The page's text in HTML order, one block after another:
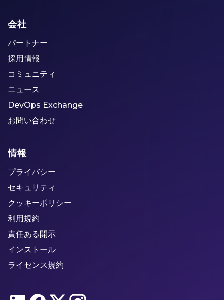
会社
パートナー
採用情報
コミュニティ
ニュース
DevOps Exchange
お問い合わせ
情報
プライバシー
セキュリティ
クッキーポリシー
利用規約
責任ある開示
インストール
ライセンス規約